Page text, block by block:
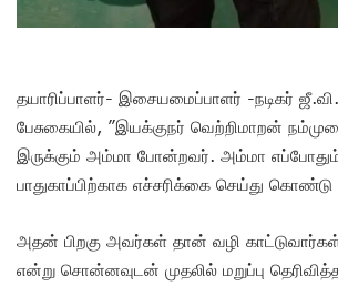
தயாரிப்பாளர்- இசையமைப்பாளர் -நடிகர் ஜீ.வி.
பேசுகையில், ”இயக்குநர் வெற்றிமாறன்
இருக்கும் அம்மா போன்றவர்.‌ அம்மா
பாதுகாப்பிற்காக எச்சரிக்கை செய்து கொண்டு
அதன் பிறகு அவர்கள் தான் வழி
என்று சொன்னவுடன் முதலில் மறுப்பு